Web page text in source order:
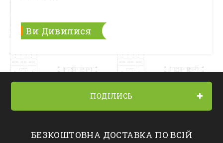
Ви Дивилися
ПОДІЛИСЬ
БЕЗКОШТОВНА ДОСТАВКА ПО ВСІЙ